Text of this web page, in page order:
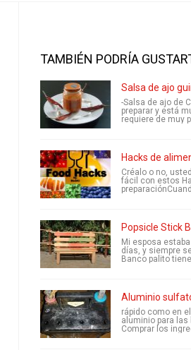
TAMBIÉN PODRÍA
Salsa de ajo
-Salsa de ajo de
preparar y está
requiere de muy
Hacks de
Créalo o no,
fácil con estos
Popsicle Stick
Mi esposa
días, y siempre
Banco palito
Aluminio
rápido como en
aluminio para las
Comprar los